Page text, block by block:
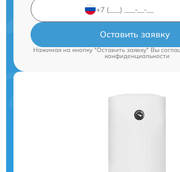
Оставить заявку
Нажимая на кнопку "Оставить заявку" Вы
конфиденциальности